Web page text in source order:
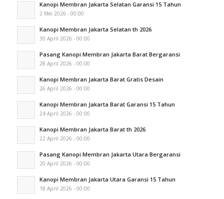
Kanopi Membran Jakarta Selatan Garansi 15 Tahun
2 Mei 2026 - 00:00
Kanopi Membran Jakarta Selatan th 2026
30 April 2026 - 00:00
Pasang Kanopi Membran Jakarta Barat Bergaransi
28 April 2026 - 00:00
Kanopi Membran Jakarta Barat Gratis Desain
26 April 2026 - 00:00
Kanopi Membran Jakarta Barat Garansi 15 Tahun
24 April 2026 - 00:00
Kanopi Membran Jakarta Barat th 2026
22 April 2026 - 00:00
Pasang Kanopi Membran Jakarta Utara Bergaransi
20 April 2026 - 00:00
Kanopi Membran Jakarta Utara Garansi 15 Tahun
18 April 2026 - 00:00